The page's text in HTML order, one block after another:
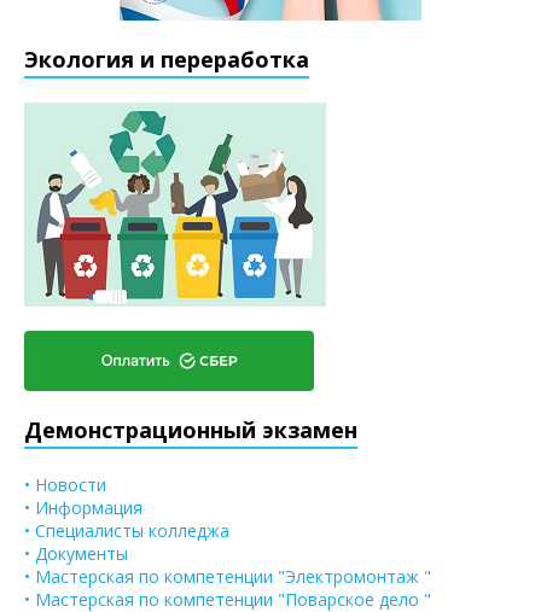
Экология и переработка
Демонстрационный экзамен
• Новости
• Информация
• Специалисты колледжа
• Документы
• Мастерская по компетенции "Электромонтаж "
• Мастерская по компетенции "Поварское дело "